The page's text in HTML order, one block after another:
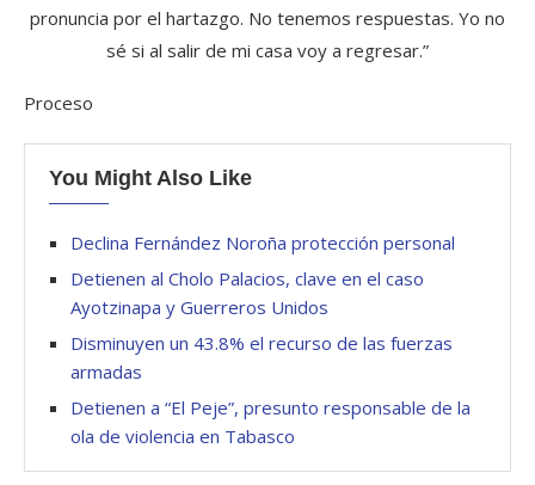
pronuncia por el hartazgo. No tenemos respuestas. Yo no
sé si al salir de mi casa voy a regresar.”
Proceso
You Might Also Like
Declina Fernández Noroña protección personal
Detienen al Cholo Palacios, clave en el caso
Ayotzinapa y Guerreros Unidos
Disminuyen un 43.8% el recurso de las fuerzas
armadas
Detienen a “El Peje”, presunto responsable de la
ola de violencia en Tabasco